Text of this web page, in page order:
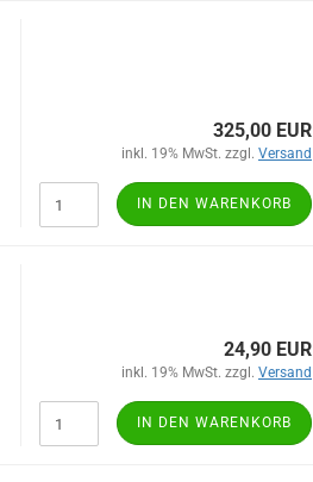
325,00 EUR
inkl. 19% MwSt. zzgl. Versand
IN DEN WARENKORB
24,90 EUR
inkl. 19% MwSt. zzgl. Versand
IN DEN WARENKORB